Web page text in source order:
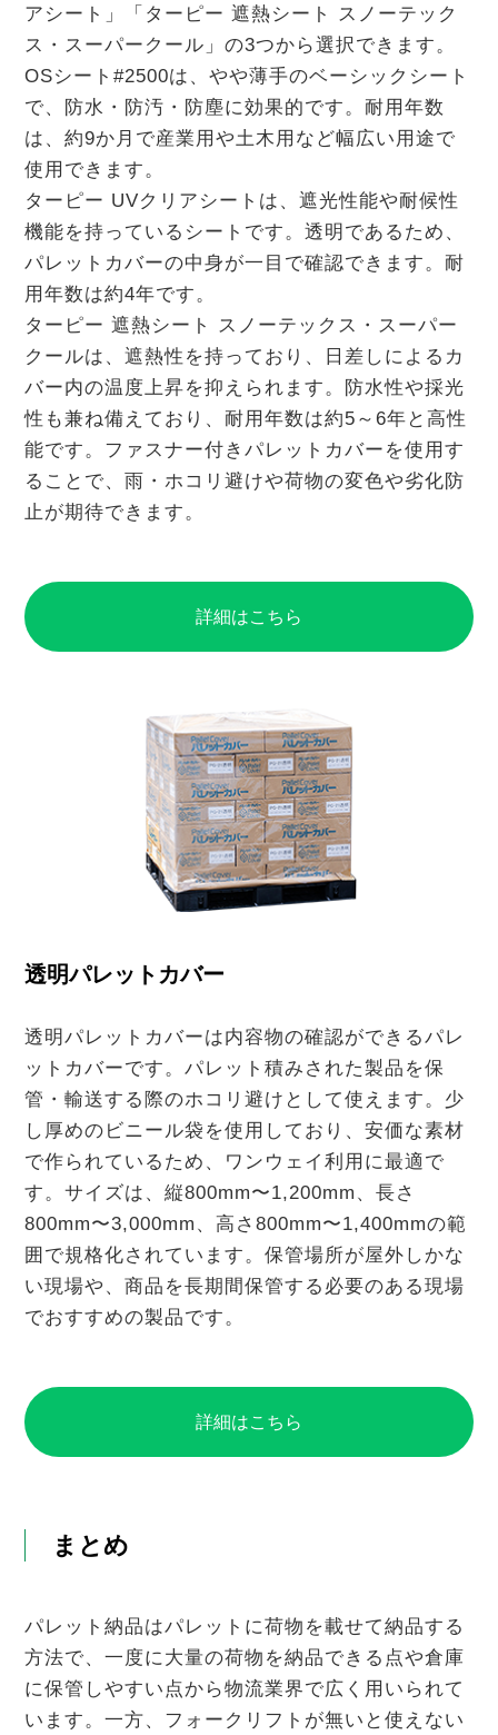
アシート」「ターピー 遮熱シート スノーテック
ス・スーパークール」の3つから選択できます。
OSシート#2500は、やや薄手のベーシックシート
で、防水・防汚・防塵に効果的です。耐用年数
は、約9か月で産業用や土木用など幅広い用途で
使用できます。
ターピー UVクリアシートは、遮光性能や耐候性
機能を持っているシートです。透明であるため、
パレットカバーの中身が一目で確認できます。耐
用年数は約4年です。
ターピー 遮熱シート スノーテックス・スーパー
クールは、遮熱性を持っており、日差しによるカ
バー内の温度上昇を抑えられます。防水性や採光
性も兼ね備えており、耐用年数は約5～6年と高性
能です。ファスナー付きパレットカバーを使用す
ることで、雨・ホコリ避けや荷物の変色や劣化防
止が期待できます。
詳細はこちら
透明パレットカバー
透明パレットカバーは内容物の確認ができるパレ
ットカバーです。パレット積みされた製品を保
管・輸送する際のホコリ避けとして使えます。少
し厚めのビニール袋を使用しており、安価な素材
で作られているため、ワンウェイ利用に最適で
す。サイズは、縦800mm〜1,200mm、長さ
800mm〜3,000mm、高さ800mm〜1,400mmの範
囲で規格化されています。保管場所が屋外しかな
い現場や、商品を長期間保管する必要のある現場
でおすすめの製品です。
詳細はこちら
まとめ
パレット納品はパレットに荷物を載せて納品する
方法で、一度に大量の荷物を納品できる点や倉庫
に保管しやすい点から物流業界で広く用いられて
います。一方、フォークリフトが無いと使えない